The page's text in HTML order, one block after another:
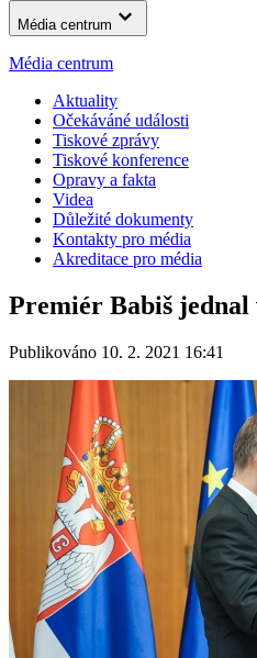
Média centrum
Média centrum
Aktuality
Očekáváné události
Tiskové zprávy
Tiskové konference
Opravy a fakta
Videa
Důležité dokumenty
Kontakty pro média
Akreditace pro média
Premiér Babiš jednal
Publikováno 10. 2. 2021 16:41